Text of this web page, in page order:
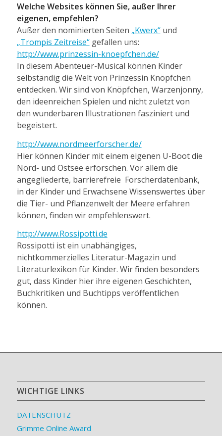
Welche Websites können Sie, außer Ihrer
eigenen, empfehlen?
Außer den nominierten Seiten „Kwerx“und
„Trompis Zeitreise“gefallen uns:
http://www.prinzessin-knoepfchen.de/
In diesem Abenteuer-Musical können Kinder
selbständig die Welt von Prinzessin Knöpfchen
entdecken. Wir sind von Knöpfchen, Warzenjonny,
den ideenreichen Spielen und nicht zuletzt von
den wunderbaren Illustrationen fasziniert und
begeistert.
http://www.nordmeerforscher.de/
Hier können Kinder mit einem eigenen U-Boot die
Nord- und Ostsee erforschen. Vor allem die
angegliederte, barrierefreie Forscherdatenbank,
in der Kinder und Erwachsene Wissenswertes über
die Tier- und Pflanzenwelt der Meere erfahren
können, finden wir empfehlenswert.
http://www.Rossipotti.de
Rossipotti ist ein unabhängiges,
nichtkommerzielles Literatur-Magazin und
Literaturlexikon für Kinder. Wir finden besonders
gut, dass Kinder hier ihre eigenen Geschichten,
Buchkritiken und Buchtipps veröffentlichen
können.
WICHTIGE LINKS
DATENSCHUTZ
Grimme Online Award